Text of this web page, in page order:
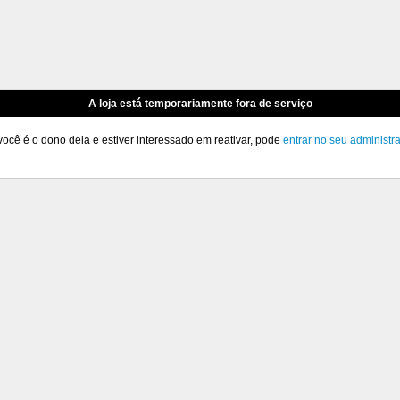
A loja está temporariamente fora de serviço
é o dono dela e estiver interessado em reativar, pode entrar no seu